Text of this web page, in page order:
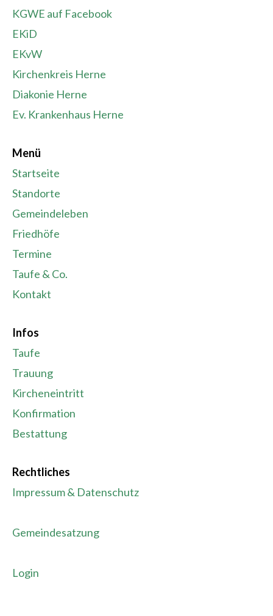
KGWE auf Facebook
EKiD
EKvW
Kirchenkreis Herne
Diakonie Herne
Ev. Krankenhaus Herne
Menü
Startseite
Standorte
Gemeindeleben
Friedhöfe
Termine
Taufe & Co.
Kontakt
Infos
Taufe
Trauung
Kircheneintritt
Konfirmation
Bestattung
Rechtliches
Impressum & Datenschutz
Gemeindesatzung
Login